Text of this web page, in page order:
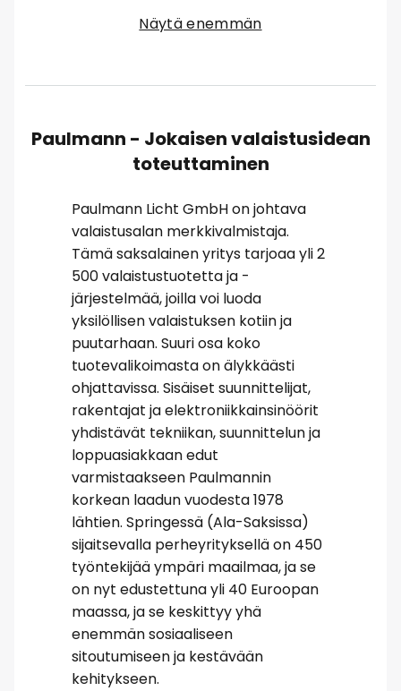
Näytä enemmän
Paulmann - Jokaisen valaistusidean
toteuttaminen
Paulmann Licht GmbH on johtava
valaistusalan merkkivalmistaja.
Tämä saksalainen yritys tarjoaa yli 2
500 valaistustuotetta ja -
järjestelmää, joilla voi luoda
yksilöllisen valaistuksen kotiin ja
puutarhaan. Suuri osa koko
tuotevalikoimasta on älykkäästi
ohjattavissa. Sisäiset suunnittelijat,
rakentajat ja elektroniikkainsinöörit
yhdistävät tekniikan, suunnittelun ja
loppuasiakkaan edut
varmistaakseen Paulmannin
korkean laadun vuodesta 1978
lähtien. Springessä (Ala-Saksissa)
sijaitsevalla perheyrityksellä on 450
työntekijää ympäri maailmaa, ja se
on nyt edustettuna yli 40 Euroopan
maassa, ja se keskittyy yhä
enemmän sosiaaliseen
sitoutumiseen ja kestävään
kehitykseen.